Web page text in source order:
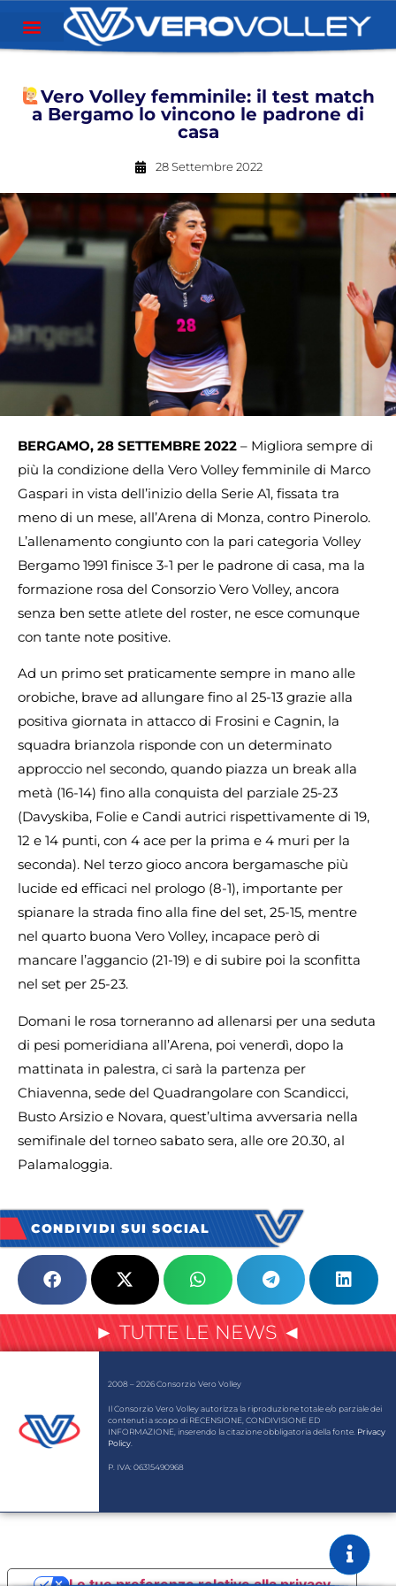
Vero Volley femminile: il test match
a Bergamo lo vincono le padrone di
casa
28 Settembre 2022
BERGAMO, 28 SETTEMBRE 2022 – Migliora sempre di
più la condizione della Vero Volley femminile di Marco
Gaspari in vista dell’inizio della Serie A1, fissata tra
meno di un mese, all’Arena di Monza, contro Pinerolo.
L’allenamento congiunto con la pari categoria Volley
Bergamo 1991 finisce 3-1 per le padrone di casa, ma la
formazione rosa del Consorzio Vero Volley, ancora
senza ben sette atlete del roster, ne esce comunque
con tante note positive.
Ad un primo set praticamente sempre in mano alle
orobiche, brave ad allungare fino al 25-13 grazie alla
positiva giornata in attacco di Frosini e Cagnin, la
squadra brianzola risponde con un determinato
approccio nel secondo, quando piazza un break alla
metà (16-14) fino alla conquista del parziale 25-23
(Davyskiba, Folie e Candi autrici rispettivamente di 19,
12 e 14 punti, con 4 ace per la prima e 4 muri per la
seconda). Nel terzo gioco ancora bergamasche più
lucide ed efficaci nel prologo (8-1), importante per
spianare la strada fino alla fine del set, 25-15, mentre
nel quarto buona Vero Volley, incapace però di
mancare l’aggancio (21-19) e di subire poi la sconfitta
nel set per 25-23.
​Domani le rosa torneranno ad allenarsi per una seduta
di pesi pomeridiana all’Arena, poi venerdì, dopo la
mattinata in palestra, ci sarà la partenza per
Chiavenna, sede del Quadrangolare con Scandicci,
Busto Arsizio e Novara, quest’ultima avversaria nella
semifinale del torneo sabato sera, alle ore 20.30, al
Palamaloggia.
CONDIVIDI SUI SOCIAL
► TUTTE LE NEWS ◄
2008 – 2026 Consorzio Vero Volley
Il Consorzio Vero Volley autorizza la riproduzione totale e/o parziale dei
contenuti a scopo di RECENSIONE, CONDIVISIONE ED
INFORMAZIONE, inserendo la citazione obbligatoria della fonte. Privacy
Policy
P. IVA: 06315490968